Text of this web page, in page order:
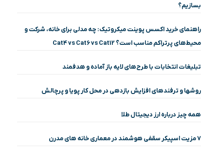
بسازیم؟
راهنمای خرید اکسس پوینت میکروتیک: چه مدلی برای خانه، شرکت و
محیط‌های پرتراکم مناسب است؟ Cat4 vs Cat6 vs Cat12
تبلیغات انتخابات با طرح‌های لایه باز آماده و هدفمند
روشها و ترفندهای افزایش بازدهی در محل کار پویا و پرچالش
همه چیز درباره ارز دیجیتال طلا
۷ مزیت اسپیکر سقفی هوشمند در معماری خانه‌ های مدرن